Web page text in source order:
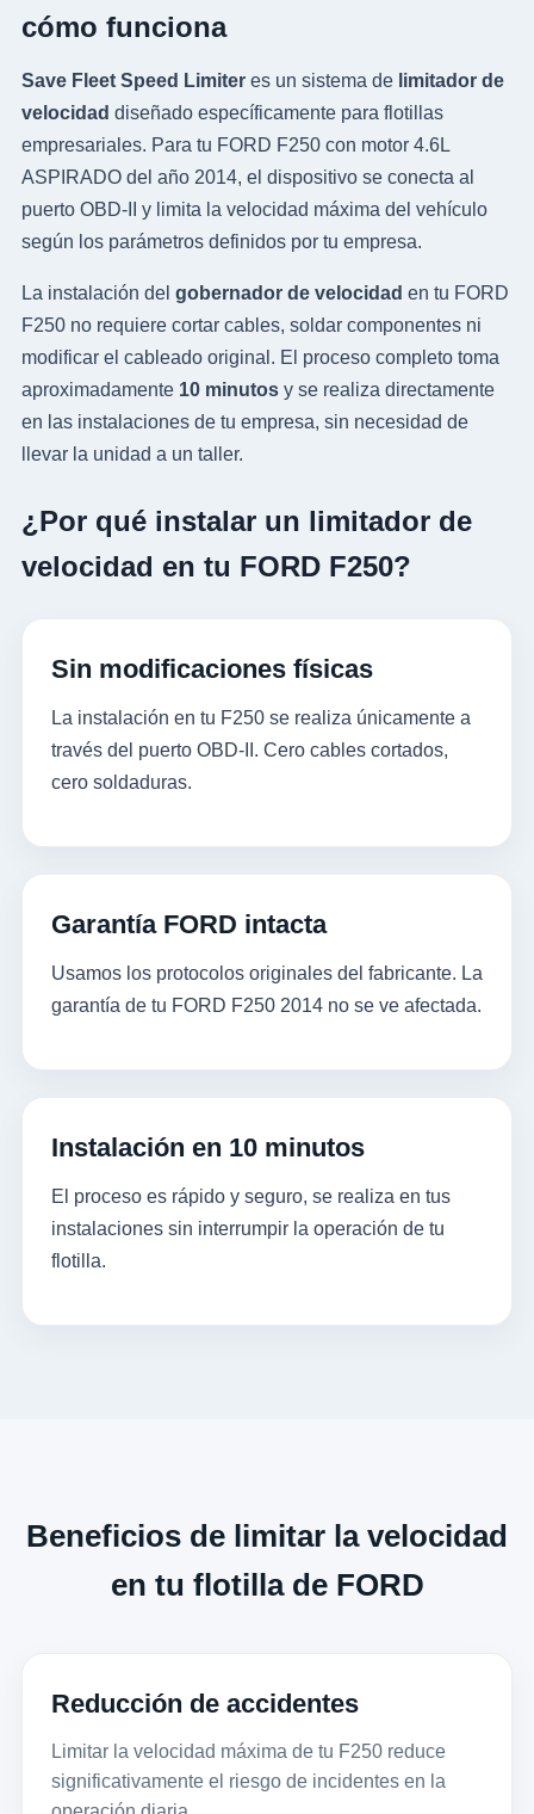
cómo funciona
Save Fleet Speed Limiteres un sistema de limitador de
velocidad diseñado específicamente para flotillas
empresariales. Para tu FORD F250 con motor 4.6L
ASPIRADO del año 2014, el dispositivo se conecta al
puerto OBD-II y limita la velocidad máxima del vehículo
según los parámetros definidos por tu empresa.
La instalación del gobernador de velocidad en tu FORD
F250 no requiere cortar cables, soldar componentes ni
modificar el cableado original. El proceso completo toma
aproximadamente 10 minutosy se realiza directamente
en las instalaciones de tu empresa, sin necesidad de
llevar la unidad a un taller.
¿Por qué instalar un limitador de
velocidad en tu FORD F250?
Sin modificaciones físicas
La instalación en tu F250 se realiza únicamente a
través del puerto OBD-II. Cero cables cortados,
cero soldaduras.
Garantía FORD intacta
Usamos los protocolos originales del fabricante. La
garantía de tu FORD F250 2014 no se ve afectada.
Instalación en 10 minutos
El proceso es rápido y seguro, se realiza en tus
instalaciones sin interrumpir la operación de tu
flotilla.
Beneficios de limitar la velocidad
en tu flotilla de FORD
Reducción de accidentes
Limitar la velocidad máxima de tu F250 reduce
significativamente el riesgo de incidentes en la